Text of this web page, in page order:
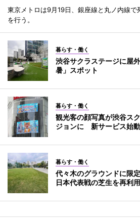
東京メトロは9月19日、銀座線と丸ノ内線で
を行う。
暮らす・働く
渋谷サクラステージに屋
暑」スポット
暮らす・働く
観光客の顔写真が渋谷ス
ジョンに 新サービス始
暮らす・働く
代々木のグラウンドに限
日本代表戦の芝生を再利用